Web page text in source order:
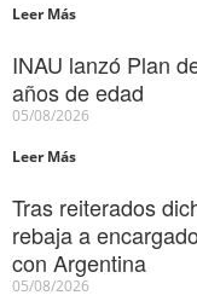
Leer Más
INAU lanzó Plan
años de edad
05/08/2026
Leer Más
Tras reiterados
rebaja a
con Argentina
05/08/2026